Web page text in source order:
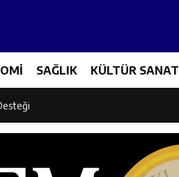
SAĞLIK KÜLTÜR SANAT
Uğurlandı